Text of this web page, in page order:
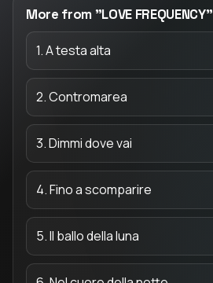
More from "LOVE FREQUENCY"
1. A testa alta
2. Contromarea
3. Dimmi dove vai
4. Fino a scomparire
5. Il ballo della luna